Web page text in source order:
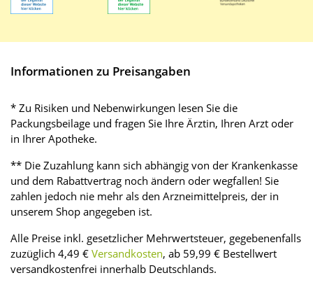
Informationen zu Preisangaben
* Zu Risiken und Nebenwirkungen lesen Sie die
Packungsbeilage und fragen Sie Ihre Ärztin, Ihren Arzt oder
in Ihrer Apotheke.
** Die Zuzahlung kann sich abhängig von der Krankenkasse
und dem Rabattvertrag noch ändern oder wegfallen! Sie
zahlen jedoch nie mehr als den Arzneimittelpreis, der in
unserem Shop angegeben ist.
Alle Preise inkl. gesetzlicher Mehrwertsteuer, gegebenenfalls
zuzüglich 4,49 € Versandkosten, ab 59,99 € Bestellwert
versandkostenfrei innerhalb Deutschlands.